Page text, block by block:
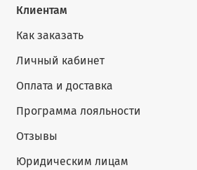
Клиентам
Как заказать
Личный кабинет
Оплата и доставка
Программа лояльности
Отзывы
Юридическим лицам